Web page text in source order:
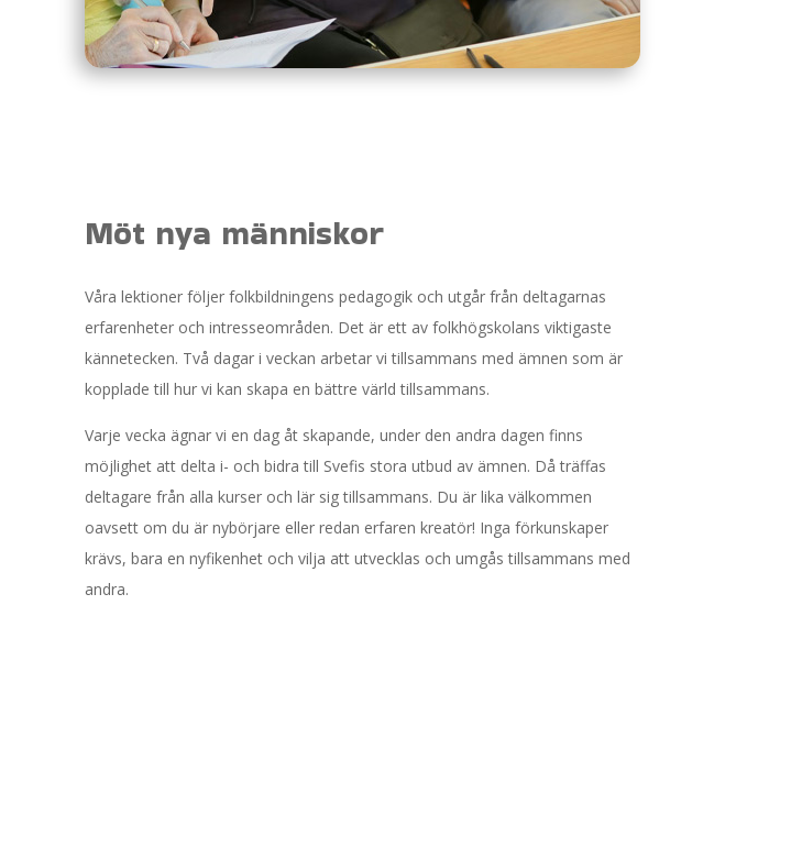
Möt nya människor
Våra lektioner följer folkbildningens pedagogik och utgår från deltagarnas
erfarenheter och intresseområden. Det är ett av folkhögskolans viktigaste
kännetecken. Två dagar i veckan arbetar vi tillsammans med ämnen som är
kopplade till hur vi kan skapa en bättre värld tillsammans.
Varje vecka ägnar vi en dag åt skapande, under den andra dagen finns
möjlighet att delta i- och bidra till Svefis stora utbud av ämnen. Då träffas
deltagare från alla kurser och lär sig tillsammans. Du är lika välkommen
oavsett om du är nybörjare eller redan erfaren kreatör! Inga förkunskaper
krävs, bara en nyfikenhet och vilja att utvecklas och umgås tillsammans med
andra.